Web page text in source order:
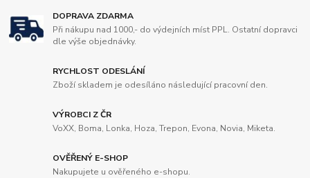
DOPRAVA ZDARMA
Při nákupu nad 1000,- do výdejních míst PPL. Ostatní dopravci
dle výše objednávky.
RYCHLOST ODESLÁNÍ
Zboží skladem je odesíláno následující pracovní den.
VÝROBCI Z ČR
VoXX, Boma, Lonka, Hoza, Trepon, Evona, Novia, Miketa.
OVĚŘENÝ E-SHOP
Nakupujete u ověřeného e-shopu.